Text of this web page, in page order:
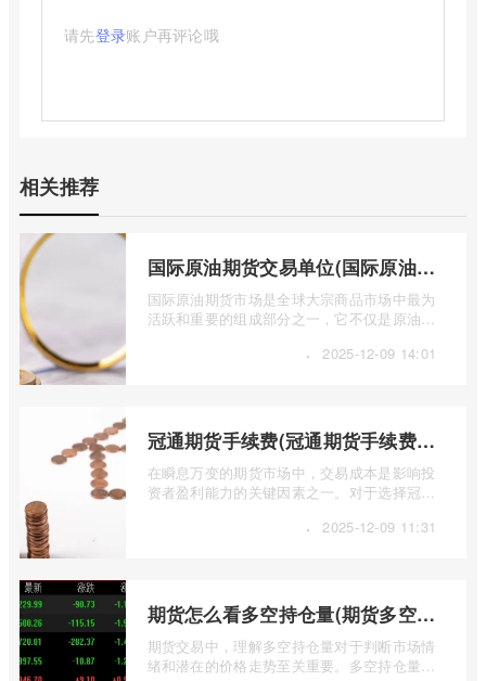
请先登录账户再评论哦
相关推荐
国际原油期货交易单位(国际原油期货交易单位包括)
国际原油期货市场是全球大宗商品市场中最为
活跃和重要的组成部分之一，它不仅是原油价
· 2025-12-09 14:01
冠通期货手续费(冠通期货手续费返还比例)
在瞬息万变的期货市场中，交易成本是影响投
资者盈利能力的关键因素之一。对于选择冠通
· 2025-12-09 11:31
期货怎么看多空持仓量(期货多空持仓量指标公式)
期货交易中，理解多空持仓量对于判断市场情
绪和潜在的价格走势至关重要。多空持仓量反